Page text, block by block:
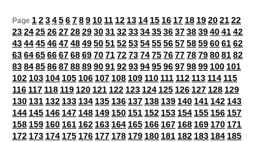
Page 123456789 10 11 12 13 14 15 16 17 18 19202122
2324252627282930313233343536373839404142
4344454647484950515253545556575859606162
6364656667686970717273747576777879808182
8384858687888990919293949596979899 100 101
102 103 104 105 106 107 108 109 110 111 112 113 114 115
116 117 118 119 120 121 122 123 124 125 126 127 128 129
130 131 132 133 134 135 136 137 138 139 140 141 142 143
144 145 146 147 148 149 150 151 152 153 154 155 156 157
158 159 160 161 162 163 164 165 166 167 168 169 170 171
172 173 174 175 176 177 178 179 180 181 182 183 184 185